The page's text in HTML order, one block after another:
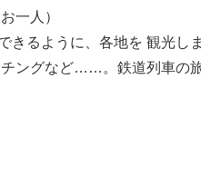
人）
きるように、各地を 観光し
ングなど……。鉄道列車の